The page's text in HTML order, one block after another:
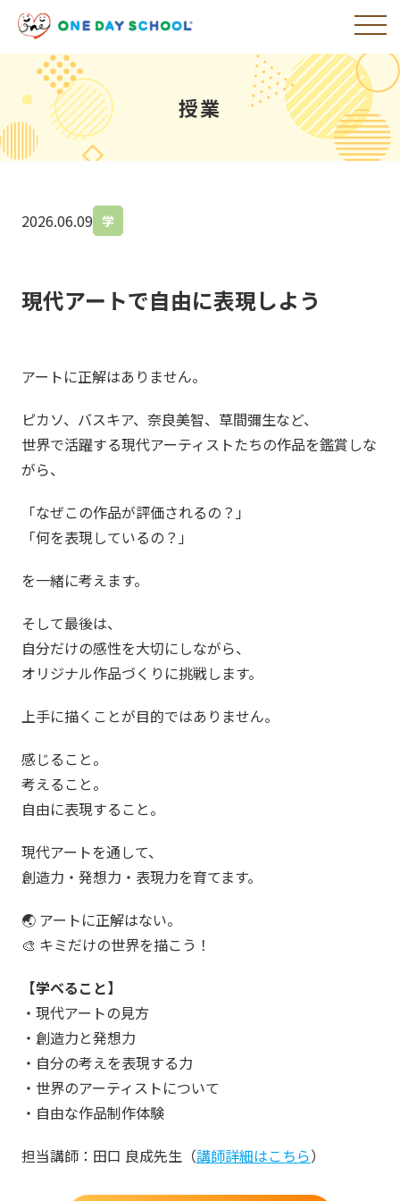
授業
2026.06.09 学
現代アートで自由に表現しよう
アートに正解はありません。
ピカソ、バスキア、奈良美智、草間彌生など、
世界で活躍する現代アーティストたちの作品を鑑賞しな
がら、
「なぜこの作品が評価されるの？」
「何を表現しているの？」
を一緒に考えます。
そして最後は、
自分だけの感性を大切にしながら、
オリジナル作品づくりに挑戦します。
上手に描くことが目的ではありません。
感じること。
考えること。
自由に表現すること。
現代アートを通して、
創造力・発想力・表現力を育てます。
🌏 アートに正解はない。
🎨 キミだけの世界を描こう！
【学べること】
・現代アートの見方
・創造力と発想力
・自分の考えを表現する力
・世界のアーティストについて
・自由な作品制作体験
担当講師：田口 良成先生（講師詳細はこちら）